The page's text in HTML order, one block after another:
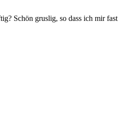
Schön gruslig, so dass ich mir